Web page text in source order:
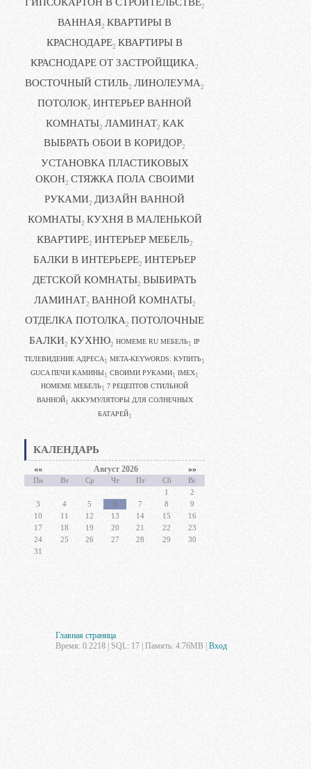
2
ВАННАЯ2 КВАРТИРЫ В
КРАСНОДАРЕ2 КВАРТИРЫ В
КРАСНОДАРЕ ОТ ЗАСТРОЙЩИКА2
ВОСТОЧНЫЙ СТИЛЬ2 ЛИНОЛЕУМА2
ПОТОЛОК2 ИНТЕРЬЕР ВАННОЙ
КОМНАТЫ2 ЛАМИНАТ2 КАК
ВЫБРАТЬ ОБОИ В КОРИДОР2
УСТАНОВКА ПЛАСТИКОВЫХ
ОКОН2 СТЯЖКА ПОЛА СВОИМИ
РУКАМИ2 ДИЗАЙН ВАННОЙ
КОМНАТЫ2 КУХНЯ В МАЛЕНЬКОЙ
КВАРТИРЕ2 ИНТЕРЬЕР МЕБЕЛЬ2
БАЛКИ В ИНТЕРЬЕРЕ2 ИНТЕРЬЕР
ДЕТСКОЙ КОМНАТЫ2 ВЫБИРАТЬ
ЛАМИНАТ2 ВАННОЙ КОМНАТЫ2
ОТДЕЛКА ПОТОЛКА2 ПОТОЛОЧНЫЕ
БАЛКИ2 КУХНЮ2 HOMEME RU МЕБЕЛЬ1 IP
ТЕЛЕВИДЕНИЕ АДРЕСА 1 META-KEYWORDS: КУПИТЬ1
GUCA ПЕЧИ КАМИНЫ1 CВОИМИ РУКАМИ1 IMEX1
HOMEME МЕБЕЛЬ1 7 РЕЦЕПТОВ СТИЛЬНОЙ
ВАННОЙ1 АККУМУЛЯТОРЫ ДЛЯ СОЛНЕЧНЫХ
БАТАРЕЙ1
КАЛЕНДАРЬ
«« Август 2026 »»
Пн Вт Ср Чт Пт Сб
Вс
1
2
3
4 5 6 7 8
9
10
11 12 13 14 15
16
17
18 19 20 21 22
23
24
25 26 27 28 29
30
31
Главная страница
Время: 0.2218 | SQL: 17 | Память: 4.76MB Вход